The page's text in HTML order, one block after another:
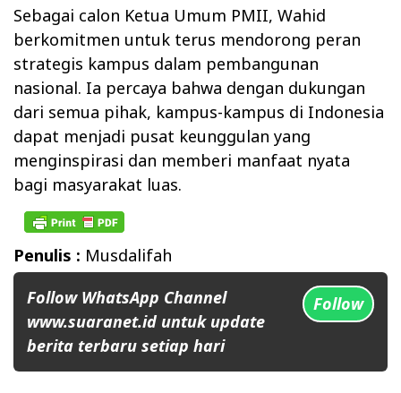
Sebagai calon Ketua Umum PMII, Wahid
berkomitmen untuk terus mendorong peran
strategis kampus dalam pembangunan
nasional. Ia percaya bahwa dengan dukungan
dari semua pihak, kampus-kampus di Indonesia
dapat menjadi pusat keunggulan yang
menginspirasi dan memberi manfaat nyata
bagi masyarakat luas.
Penulis : Musdalifah
Follow WhatsApp Channel
www.suaranet.id untuk update
berita terbaru setiap hari
Follow